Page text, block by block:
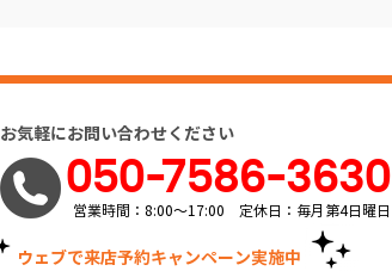
お気軽にお問い合わせください
050-7586-3630
営業時間：8:00～17:00 定休日：毎月第4日曜日
ウェブで来店予約キャンペーン実施中！